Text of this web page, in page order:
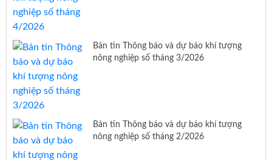
Bản tin Thông báo và dự báo khí tượng
nông nghiệp số tháng 3/2026
Bản tin Thông báo và dự báo khí tượng
nông nghiệp số tháng 2/2026